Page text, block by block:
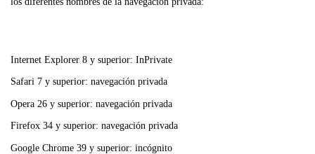
Internet Explorer 8 y superior: InPrivate
Safari 7 y superior: navegación privada
Opera 26 y superior: navegación privada
Firefox 34 y superior: navegación privada
Google Chrome 39 y superior: incógnito